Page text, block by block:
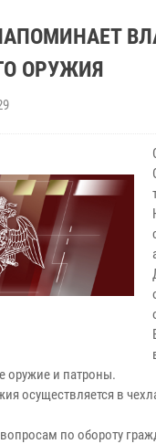
ОРУЖИЯ
оружие и патроны.
осуществляется в
по обороту